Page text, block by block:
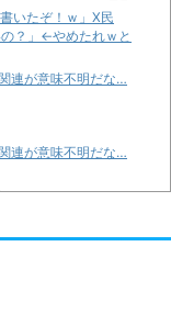
いたぞ！ｗ」X民
？」←やめたれｗと
連が意味不明だな…
連が意味不明だな…
KOTOKOが主題歌